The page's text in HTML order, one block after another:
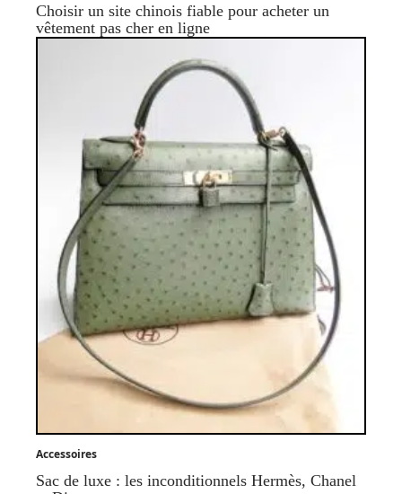
Choisir un site chinois fiable pour acheter un
vêtement pas cher en ligne
Accessoires
Sac de luxe : les inconditionnels Hermès, Chanel